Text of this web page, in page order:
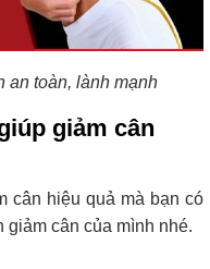
an toàn, lành mạnh
giảm cân
cân hiệu quả mà bạn có
cân của mình nhé.